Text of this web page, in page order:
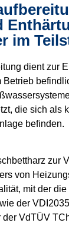
im
dient zur
Betrieb
die sich als
befinden.
zur
von
mit der die
der
VdTÜV